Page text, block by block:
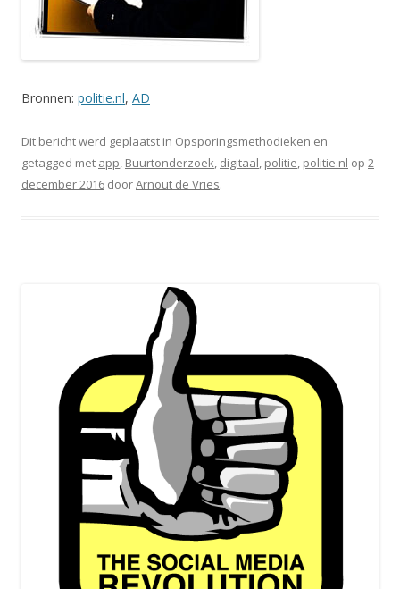
Bronnen: politie.nl, AD
Dit bericht werd geplaatst in Opsporingsmethodieken en
getagged met app, Buurtonderzoek, digitaal, politie, politie.nl op 2
december 2016 doorArnout de Vries.